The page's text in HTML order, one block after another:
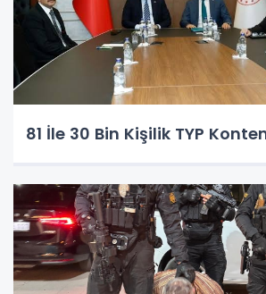
81 İle 30 Bin Kişilik TYP